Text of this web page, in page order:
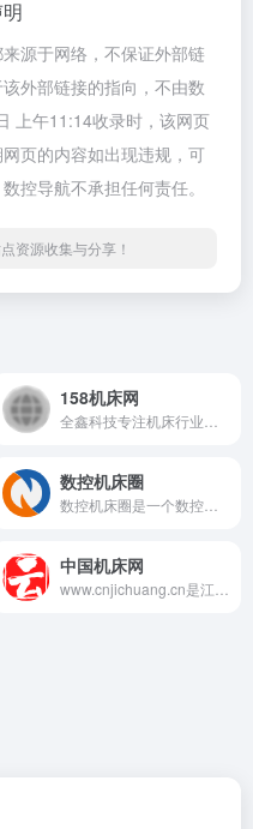
源于网络，不保证外部链
外部链接的指向，不由数
上午11:14收录时，该网页
页的内容如出现违规，可
控导航不承担任何责任。
资源收集与分享！
158机床网
数控机床圈
中国机床网